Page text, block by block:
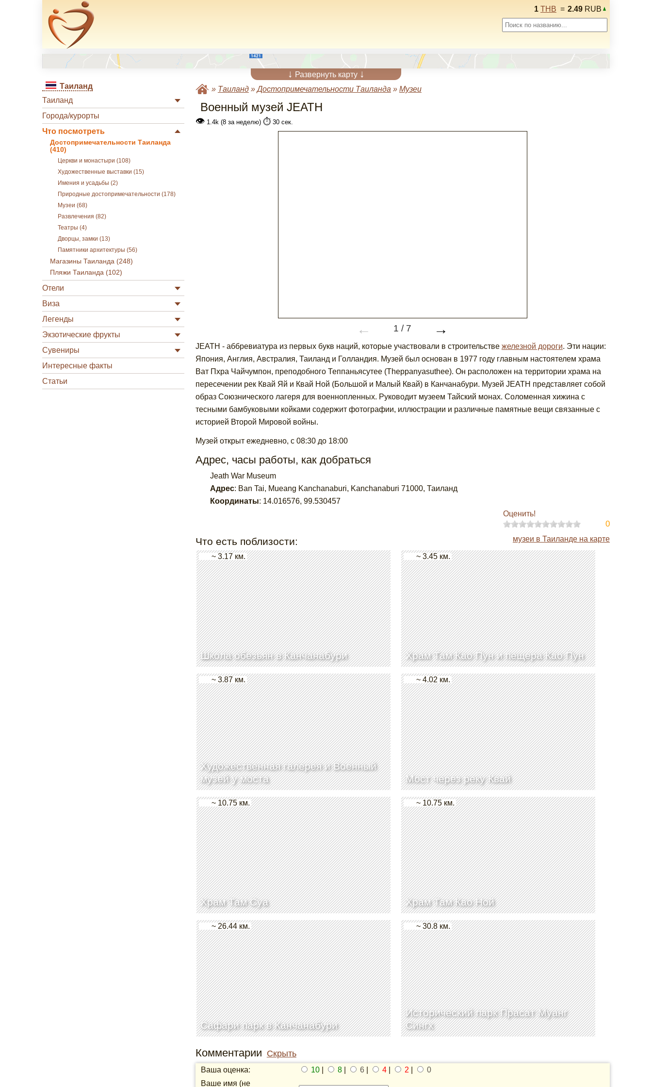
1 THB = 2.49 RUB
↓ Развернуть карту ↓
Таиланд
Таиланд
Города/курорты
Что посмотреть
Достопримечательности Таиланда
(410)
Церкви и монастыри (108)
Художественные выставки (15)
Имения и усадьбы (2)
Природные достопримечательности (178)
Музеи (68)
Развлечения (82)
Театры (4)
Дворцы, замки (13)
Памятники архитектуры (56)
Магазины Таиланда (248)
Пляжи Таиланда (102)
Отели
Виза
Легенды
Экзотические фрукты
Сувениры
Интересные факты
Статьи
» Таиланд»Достопримечательности Таиланда » Музеи
Военный музей JEATH
👁1.4k (8 за неделю) ⏱️30 сек.
← 1 / 7 →
JEATH - аббревиатура из первых букв наций, которые участвовали в строительстве железной дороги. Эти нации:
Япония, Англия, Австралия, Таиланд и Голландия. Музей был основан в 1977 году главным настоятелем храма
Ват Пхра Чайчумпон, преподобного Теппаньясутее (Theppanyasuthee). Он расположен на территории храма на
пересечении рек Квай Яй и Квай Ной (Большой и Малый Квай) в Канчанабури. Музей JEATH представляет собой
образ Союзнического лагеря для военнопленных. Руководит музеем Тайский монах. Соломенная хижина с
тесными бамбуковыми койками содержит фотографии, иллюстрации и различные памятные вещи связанные с
историей Второй Мировой войны.
Музей открыт ежедневно, с 08:30 до 18:00
Адрес, часы работы, как добраться
Jeath War Museum
Адрес: Ban Tai, Mueang Kanchanaburi, Kanchanaburi 71000, Таиланд
Координаты: 14.016576, 99.530457
Оценить!
0
Что есть поблизости: музеи в Таиланде на карте
Школа обезьян в Канчанабури
~ 3.17 км.
Храм Там Као Пун и пещера Као Пун
~ 3.45 км.
Художественная галерея и Военный
музей у моста
~ 3.87 км.
Мост через реку Квай
~ 4.02 км.
Храм Там Суа
~ 10.75 км.
Храм Там Као Ной
~ 10.75 км.
Сафари парк в Канчанабури
~ 26.44 км.
Исторический парк Прасат Муанг
Сингх
~ 30.8 км.
Комментарии Скрыть
Ваша оценка: 10| 8| 6| 4| 2
0
Ваше имя (не